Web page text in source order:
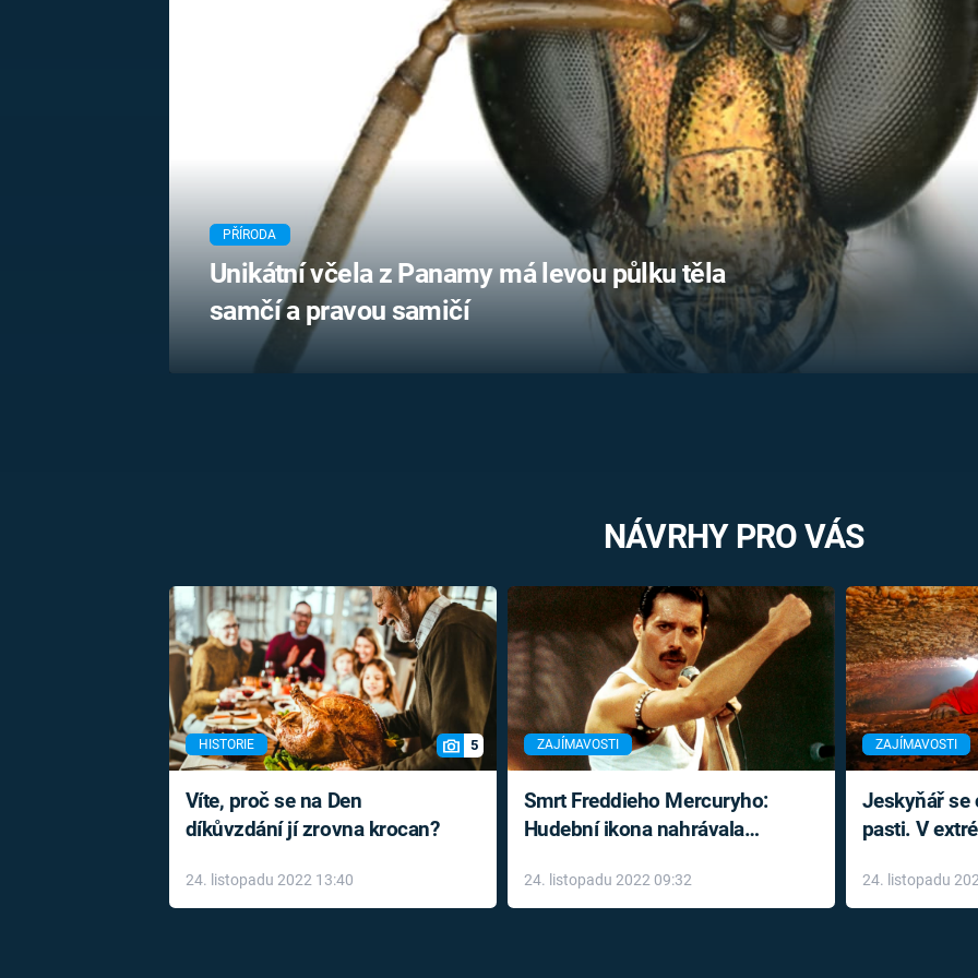
MARIE TEREZIE
NAPOLEON
BONAPARTE
BRITSKÁ
KRÁLOVSKÁ
RODINA
UFO A
MIMOZEMŠŤANÉ
UTAJENÉ PŘÍBĚHY
ČESKÝCH DĚJIN
ALTERNATIVNÍ
HISTORIE
FILMY
REALITA
HORORY
REALITA
OPTICKÉ
KLAMY
PŘÍRODA
Unikátní včela z Panamy má levou půlku těla
samčí a pravou samičí
NÁVRHY PRO VÁS
HISTORIE 5
Víte, proč se na Den
díkůvzdání jí zrovna krocan?
24. listopadu 2022 13:40
ZAJÍMAVOSTI
Smrt Freddieho Mercuryho:
Hudební ikona nahrávala
léky
24. listopadu 2022 09:32
ZAJÍMAVOSTI
Jeskyňář se
pasti. V
24. listopadu